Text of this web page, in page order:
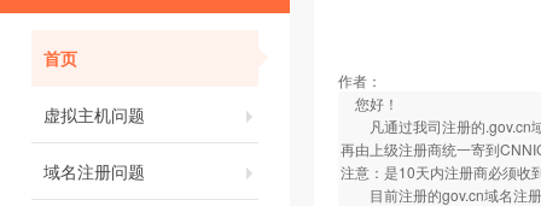
首页
虚拟主机问题
域名注册问题
作者：
您好！
凡通过我司注册的.gov.cn域
再由上级注册商统一寄到
注意：是10天内注册商必须收
目前注册的gov.cn域名注册